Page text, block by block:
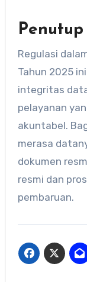
Penutup
Regulasi
Tahun 2025
integritas
pelayanan
akuntabel.
merasa
dokumen
resmi dan
pembaruan.